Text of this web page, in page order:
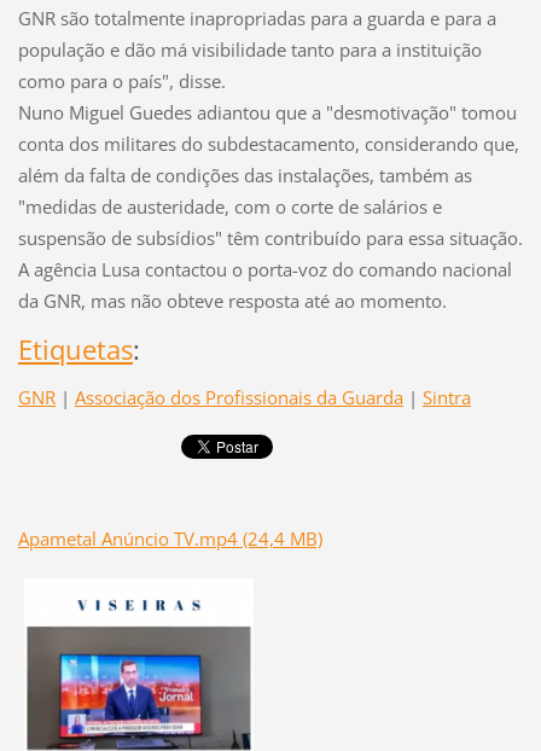
GNR são totalmente inapropriadas para a guarda e para a
população e dão má visibilidade tanto para a instituição
como para o país", disse.
Nuno Miguel Guedes adiantou que a "desmotivação" tomou
conta dos militares do subdestacamento, considerando que,
além da falta de condições das instalações, também as
"medidas de austeridade, com o corte de salários e
suspensão de subsídios" têm contribuído para essa situação.
A agência Lusa contactou o porta-voz do comando nacional
da GNR, mas não obteve resposta até ao momento.
Etiquetas:
GNR | Associação dos Profissionais da Guarda | Sintra
Apametal Anúncio TV.mp4 (24,4 MB)